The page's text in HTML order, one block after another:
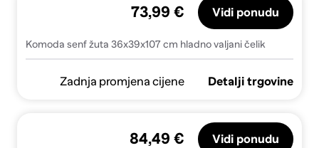
Komoda senf žuta 36x39x107 cm hladno valjani čelik
73,99 € Vidi ponudu
Zadnja promjena cijene Detalji trgovine
84,49 € Vidi ponudu